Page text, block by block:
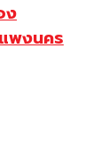
ง
พงนคร